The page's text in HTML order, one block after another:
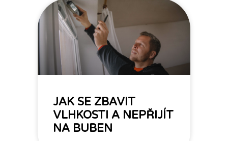
JAK SE ZBAVIT
VLHKOSTI A NEPŘIJÍT
NA BUBEN